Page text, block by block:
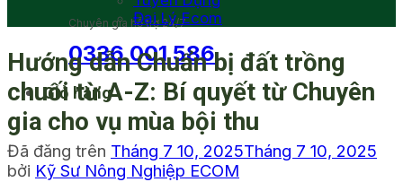
Chuyên gia hỗ trợ 24/7
0336 001 586
Giỏ hàng
Đại Lý Ecom
Hướng dẫn Chuẩn bị đất trồng
chuối từ A-Z: Bí quyết từ Chuyên
gia cho vụ mùa bội thu
Đã đăng trên Tháng 7 10, 2025Tháng 7 10, 2025
bởi Kỹ Sư Nông Nghiệp ECOM